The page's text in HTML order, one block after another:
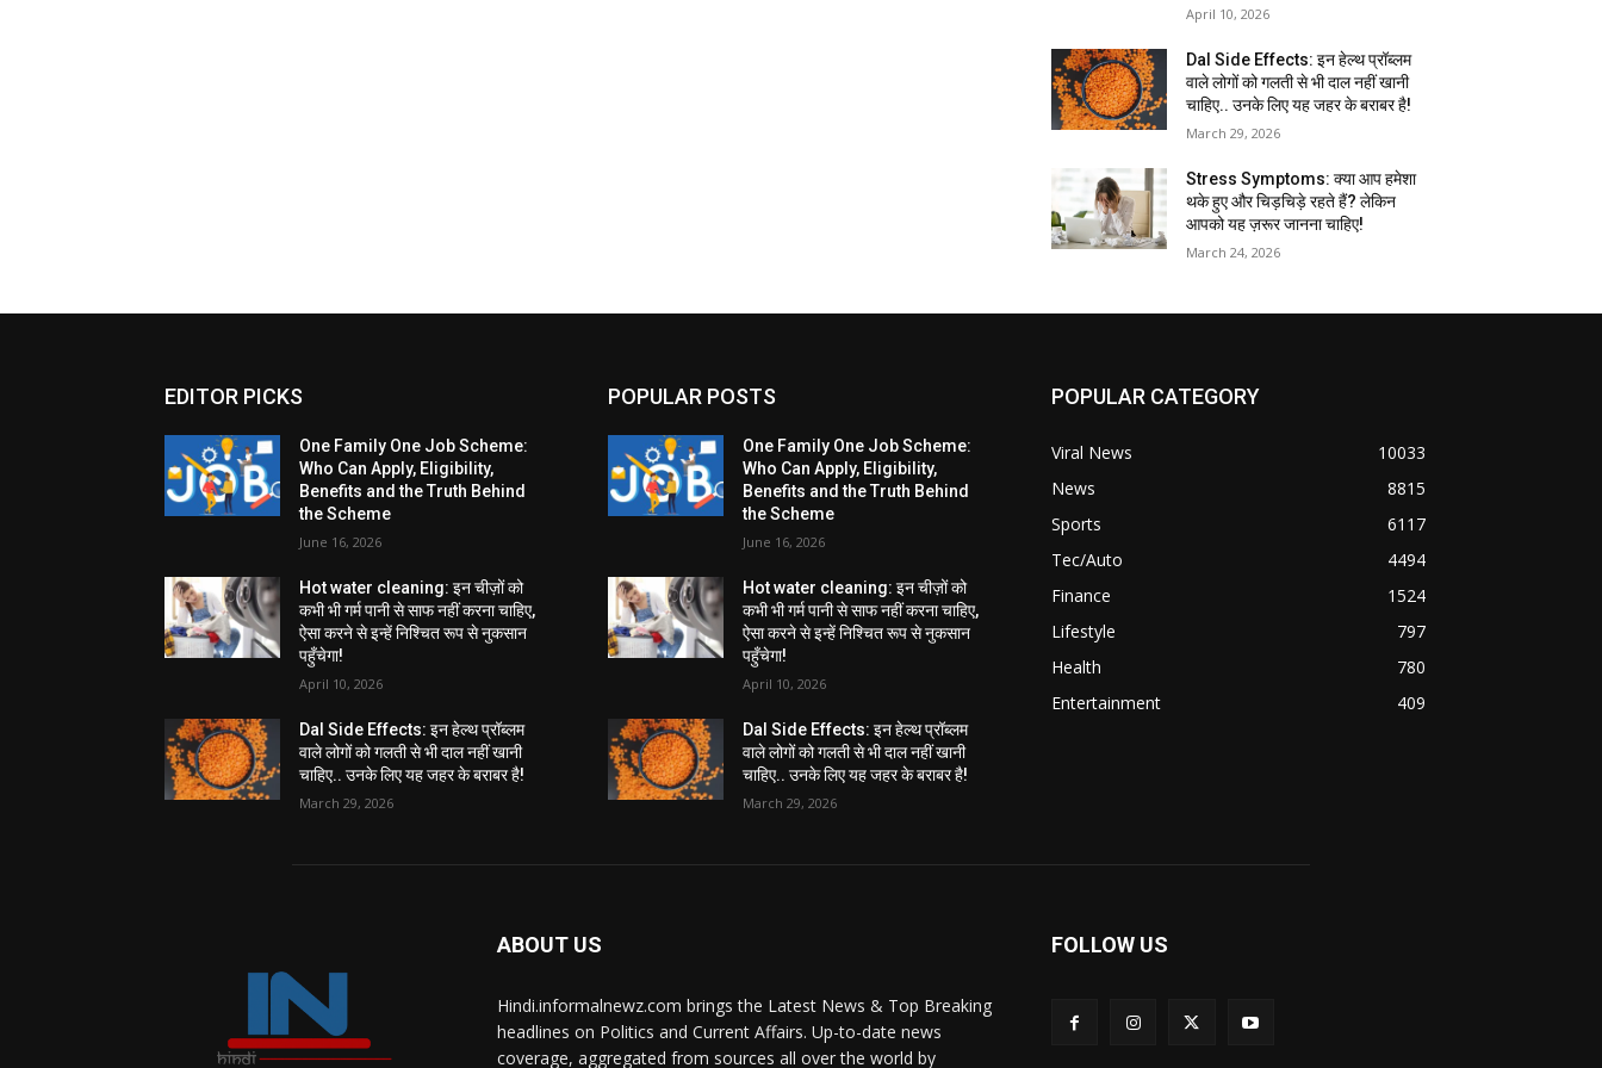
April 10, 2026
Dal Side Effects: इन हेल्थ प्रॉब्लम
वाले लोगों को गलती से भी दाल नहीं खानी
चाहिए.. उनके लिए यह जहर के बराबर है!
March 29, 2026
Stress Symptoms: क्या आप हमेशा
थके हुए और चिड़चिड़े रहते हैं? लेकिन
आपको यह ज़रूर जानना चाहिए!
March 24, 2026
EDITOR PICKS
One Family One Job Scheme:
Who Can Apply, Eligibility,
Benefits and the Truth Behind
the Scheme
June 16, 2026
Hot water cleaning: इन चीज़ों को
कभी भी गर्म पानी से साफ नहीं करना चाहिए,
ऐसा करने से इन्हें निश्चित रूप से नुकसान
पहुँचेगा!
April 10, 2026
Dal Side Effects: इन हेल्थ प्रॉब्लम
वाले लोगों को गलती से भी दाल नहीं खानी
चाहिए.. उनके लिए यह जहर के बराबर है!
March 29, 2026
POPULAR POSTS
One Family One Job Scheme:
Who Can Apply, Eligibility,
Benefits and the Truth Behind
the Scheme
June 16, 2026
Hot water cleaning: इन चीज़ों को
कभी भी गर्म पानी से साफ नहीं करना चाहिए,
ऐसा करने से इन्हें निश्चित रूप से नुकसान
पहुँचेगा!
April 10, 2026
Dal Side Effects: इन हेल्थ प्रॉब्लम
वाले लोगों को गलती से भी दाल नहीं खानी
चाहिए.. उनके लिए यह जहर के बराबर है!
March 29, 2026
POPULAR CATEGORY
Viral News
10033
News
8815
Sports
6117
Tec/Auto
4494
Finance
1524
Lifestyle
797
Health
780
Entertainment
409
ABOUT US
Hindi.informalnewz.com brings the Latest News & Top Breaking
headlines on Politics and Current Affairs. Up-to-date news
coverage, aggregated from sources all over the world by
FOLLOW US